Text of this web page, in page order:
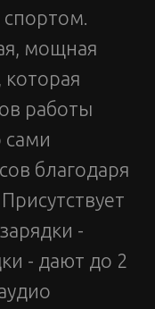
мощная
которая
работы
сами
благодаря
-
- дают до 2